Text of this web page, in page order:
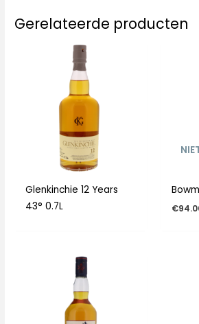
Gerelateerde producten
Glenkinchie 12 Years
43° 0.7L
€